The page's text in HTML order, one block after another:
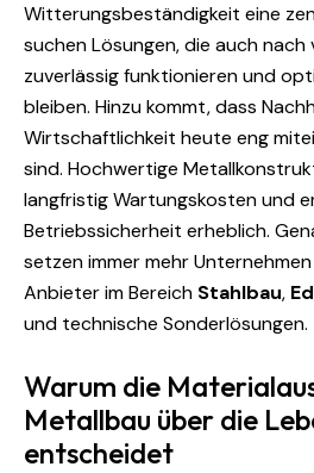
Witterungsbeständigkeit eine
suchen Lösungen, die auch nach
zuverlässig funktionieren und
bleiben. Hinzu kommt, dass
Wirtschaftlichkeit heute eng
sind. Hochwertige
langfristig Wartungskosten und
Betriebssicherheit erheblich.
setzen immer mehr
Anbieter im Bereich Stahlbau,
und technische Sonderlösungen.
Warum die
Metallbau über die
entscheidet